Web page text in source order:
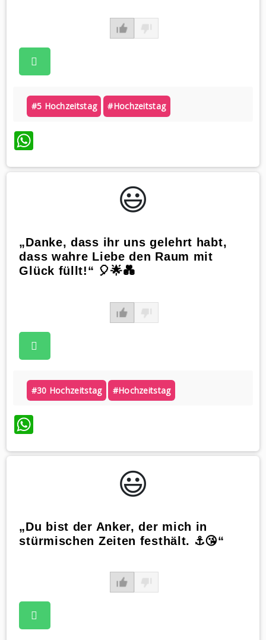
#5 Hochzeitstag #hochzeitstag
WhatsApp
😃️
„Danke, dass ihr uns gelehrt habt,
dass wahre Liebe den Raum mit
Glück füllt!“ 🎈🌟💑
#30 Hochzeitstag #hochzeitstag
WhatsApp
😃️
„Du bist der Anker, der mich in
stürmischen Zeiten festhält. ⚓😘“